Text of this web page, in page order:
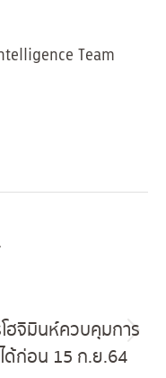
Team
ฮจิมินห์ควบคุมการ
ได้ก่อน 15 ก.ย.64